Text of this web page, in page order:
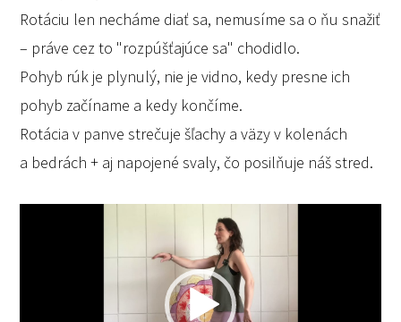
Rotáciu len necháme diať sa, nemusíme sa o ňu snažiť
– práve cez to "rozpúšťajúce sa" chodidlo.
Pohyb rúk je plynulý, nie je vidno, kedy presne ich
pohyb začíname a kedy končíme.
Rotácia v panve strečuje šľachy a väzy v kolenách
a bedrách + aj napojené svaly, čo posilňuje náš stred.